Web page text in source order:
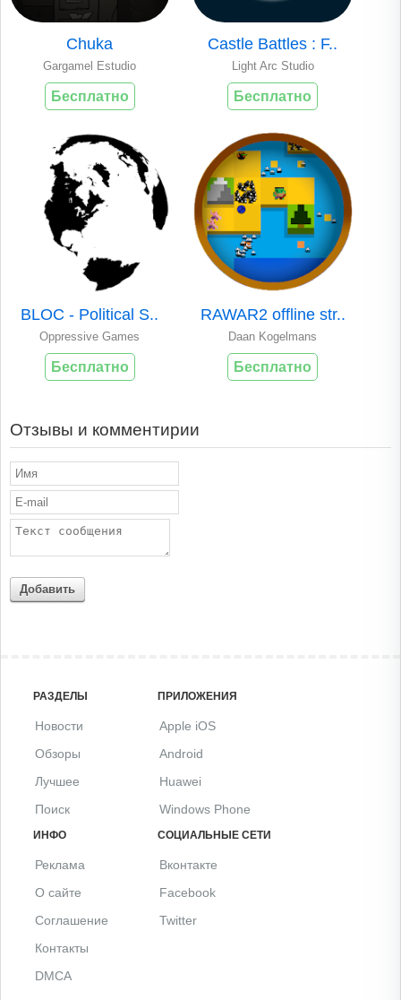
Chuka
Gargamel Estudio
Бесплатно
Castle Battles : F..
Light Arc Studio
Бесплатно
BLOC - Political S..
Oppressive Games
Бесплатно
RAWAR2 offline str..
Daan Kogelmans
Бесплатно
Отзывы и комментирии
Добавить
РАЗДЕЛЫ
Новости
Обзоры
Лучшее
Поиск
ПРИЛОЖЕНИЯ
Apple iOS
Android
Huawei
Windows Phone
ИНФО
Реклама
О сайте
Соглашение
Контакты
DMCA
СОЦИАЛЬНЫЕ СЕТИ
Вконтакте
Facebook
Twitter